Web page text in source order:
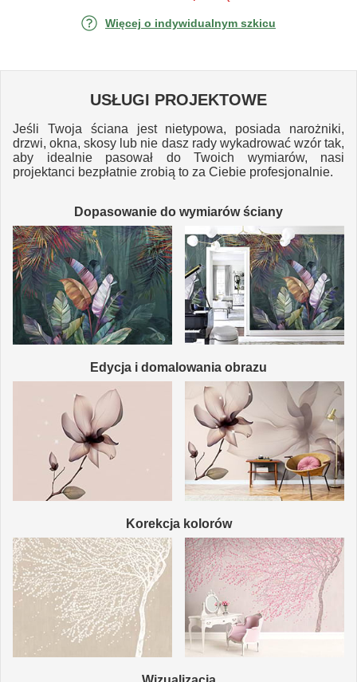
Więcej o indywidualnym szkicu
USŁUGI PROJEKTOWE
Jeśli Twoja ściana jest nietypowa, posiada narożniki,
drzwi, okna, skosy lub nie dasz rady wykadrować wzór tak,
aby idealnie pasował do Twoich wymiarów, nasi
projektanci bezpłatnie zrobią to za Ciebie profesjonalnie.
Dopasowanie do wymiarów ściany
Edycja i domalowania obrazu
Korekcja kolorów